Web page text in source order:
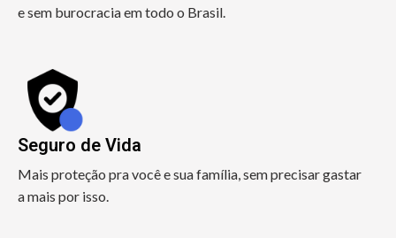
e sem burocracia em todo o Brasil.
Seguro de Vida
Mais proteção pra você e sua família, sem precisar gastar
a mais por isso.